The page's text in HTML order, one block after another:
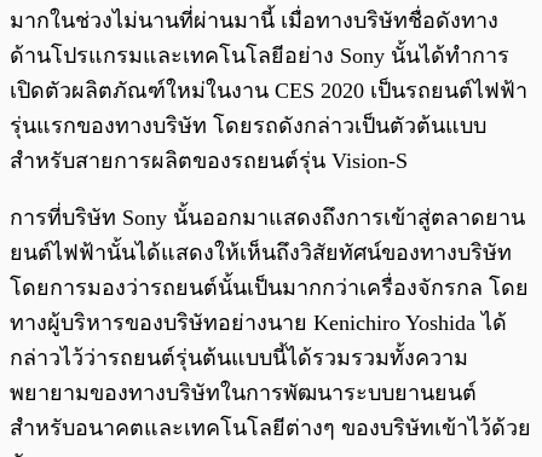
มากในช่วงไม่นานที่ผ่านมานี้ เมื่อทางบริษัทชื่อดังทาง
ด้านโปรแกรมและเทคโนโลยีอย่าง Sony นั้นได้ทำการ
เปิดตัวผลิตภัณฑ์ใหม่ในงาน CES 2020 เป็นรถยนต์ไฟฟ้า
รุ่นแรกของทางบริษัท โดยรถดังกล่าวเป็นตัวต้นแบบ
สำหรับสายการผลิตของรถยนต์รุ่น Vision-S
การที่บริษัท Sony นั้นออกมาแสดงถึงการเข้าสู่ตลาดยาน
ยนต์ไฟฟ้านั้นได้แสดงให้เห็นถึงวิสัยทัศน์ของทางบริษัท
โดยการมองว่ารถยนต์นั้นเป็นมากกว่าเครื่องจักรกล โดย
ทางผู้บริหารของบริษัทอย่างนาย Kenichiro Yoshida ได้
กล่าวไว้ว่ารถยนต์รุ่นต้นแบบนี้ได้รวมรวมทั้งความ
พยายามของทางบริษัทในการพัฒนาระบบยานยนต์
สำหรับอนาคตและเทคโนโลยีต่างๆ ของบริษัทเข้าไว้ด้วย